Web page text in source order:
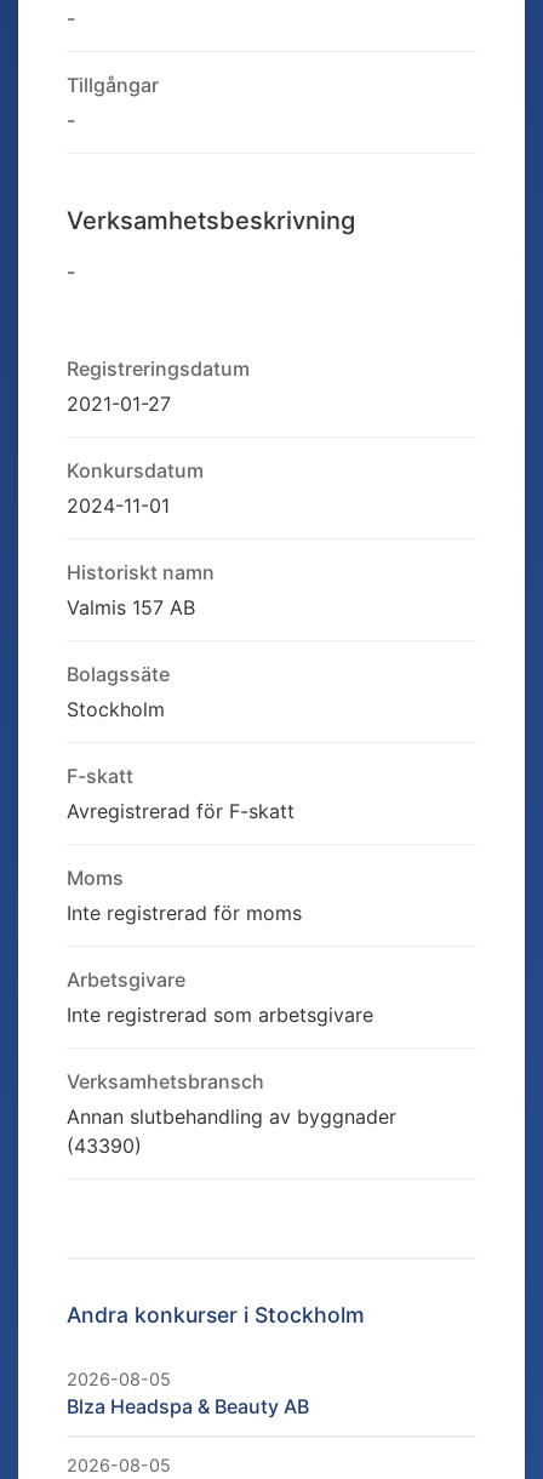
-
Tillgångar
-
Verksamhetsbeskrivning
-
Registreringsdatum
2021-01-27
Konkursdatum
2024-11-01
Historiskt namn
Valmis 157 AB
Bolagssäte
Stockholm
F-skatt
Avregistrerad för F-skatt
Moms
Inte registrerad för moms
Arbetsgivare
Inte registrerad som arbetsgivare
Verksamhetsbransch
Annan slutbehandling av byggnader
(43390)
Andra konkurser i Stockholm
2026-08-05
Blza Headspa & Beauty AB
2026-08-05